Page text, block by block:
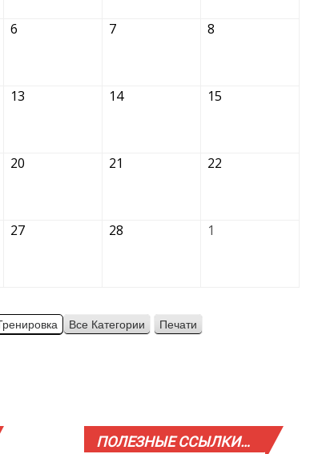
6 707.02.2026 8
13 1414.02.2026 15
20 21 22
2727.02.2026 28 1
Все Категории Просмотр
Печати
ПОЛЕЗНЫЕССЫЛКИ…